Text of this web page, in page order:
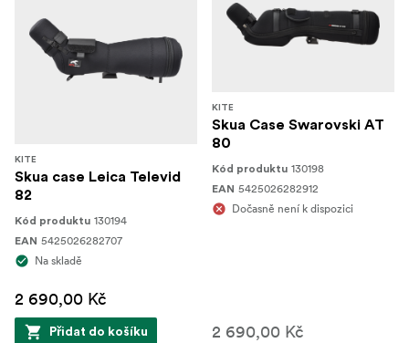
KITE
Skua case Leica Televid
82
Kód produktu 130194
EAN 5425026282707
Na skladě
2 690,00 Kč
Přidat do košíku
KITE
Skua Case Swarovski AT
80
Kód produktu 130198
EAN 5425026282912
Dočasně není k dispozici
2 690,00 Kč